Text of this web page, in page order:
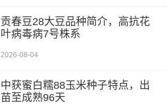
贡春豆28大豆品种简介，高抗花
叶病毒病7号株系
2026-08-04
中获蜜白糯88玉米种子特点，出
苗至成熟96天